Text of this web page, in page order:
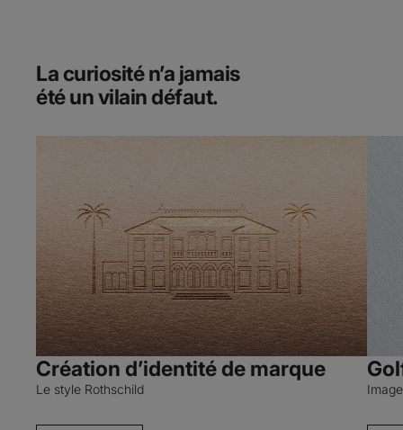
La curiosité n’a jamais
été un vilain défaut.
Création d’identité de marque
Le style Rothschild